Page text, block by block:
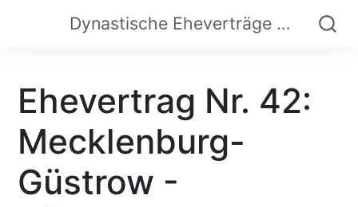
Dynastische Eheverträge der Frühen Neuzeit
Ehevertrag Nr. 42:
Mecklenburg-
Güstrow -